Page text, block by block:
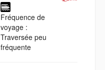
Fréquence de
voyage :
Traversée peu
fréquente